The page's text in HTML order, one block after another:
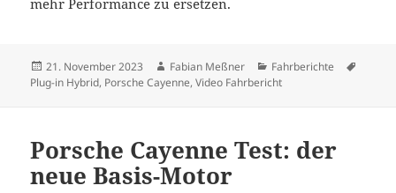
Veröffentlicht
am
21. November 2023 Autor
Fabian Meßner Kategorien
Fahrberichte
Plug-in Hybrid, Porsche Cayenne,Video Fahrbericht
Porsche Cayenne Test: der
neue Basis-Motor